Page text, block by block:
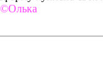
©Олька